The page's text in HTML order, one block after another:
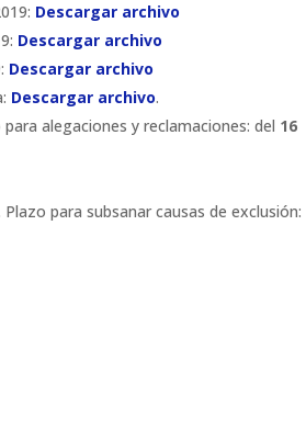
Descargar archivo
Descargar archivo
Descargar archivo
Descargar archivo.
para alegaciones y reclamaciones: del 16
Plazo para subsanar causas de exclusión: